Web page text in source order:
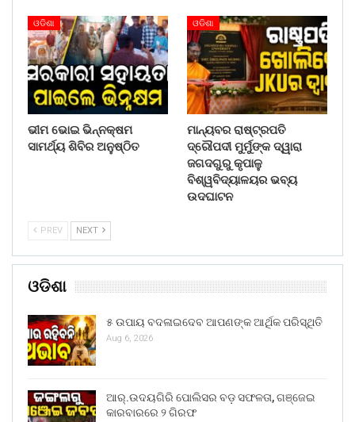
ଓଡିଶା
ଭୀମ ଭୋଇ ଭିନ୍ନକ୍ଷମ
ସାମର୍ଥ୍ୟ ଶିବିର ଅନୁଷ୍ଠିତ
ଓଡିଶା
ମାନ୍ୟବର ରାଷ୍ଟ୍ରପତି
ଦ୍ରୌପଦୀ ମୁର୍ମୁଙ୍କ ଦ୍ୱାରା
ଜଗଦଗୁରୁ କୃପାଳୁ
ବିଶ୍ୱବିଦ୍ୟାଳୟର ଭବ୍ୟ
ଉଦଘାଟନ
PREV NEXT
ଓଡିଶା
୫ ଉପାୟ ବଦଳାଇଦେବ ଆପଣଙ୍କ ଆର୍ଥିକ ପରିସ୍ଥିତି
Aug 6, 2026
ଆର୍.ଉଦୟଗିରି ପୋଲିସର ବଡ଼ ସଫଳତା, ଗଞ୍ଜେଇ
କାରବାରରେ ୨ ଗିରଫ